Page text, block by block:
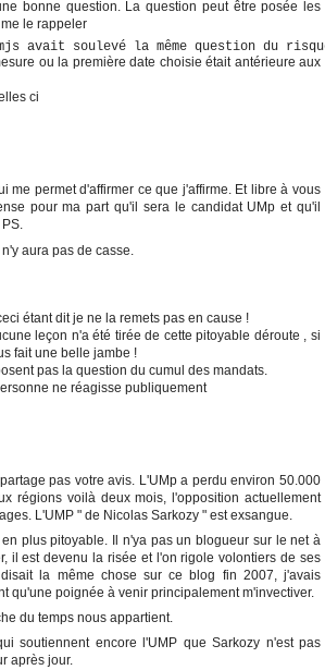
bonne question. La question peut être posée les
le rappeler
avait soulevé la même question du
ou la première date choisie était antérieure aux
ci
me permet d'affirmer ce que j'affirme. Et libre à vous
pour ma part qu'il sera le candidat UMp et qu'il
aura pas de casse.
étant dit je ne la remets pas en cause !
leçon n'a été tirée de cette pitoyable déroute , si
fait une belle jambe !
pas la question du cumul des mandats.
ne réagisse publiquement
pas votre avis. L'UMp a perdu environ 50.000
régions voilà deux mois, l'opposition actuellement
L'UMP " de Nicolas Sarkozy " est exsangue.
plus pitoyable. Il n'ya pas un blogueur sur le net à
il est devenu la risée et l'on rigole volontiers de ses
la même chose sur ce blog fin 2007, j'avais
qu'une poignée à venir principalement m'invectiver.
du temps nous appartient.
soutiennent encore l'UMP que Sarkozy n'est pas
après jour.